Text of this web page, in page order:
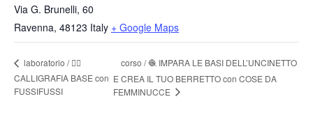
Via G. Brunelli, 60
Ravenna, 48123 Italy + Google Maps
laboratorio / ✍🏻
CALLIGRAFIA BASE con
FUSSIFUSSI
corso / 🧶 IMPARA LE BASI DELL’UNCINETTO
E CREA IL TUO BERRETTO con COSE DA
FEMMINUCCE